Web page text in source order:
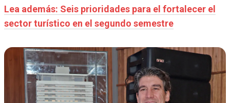
Lea además: Seis prioridades para el fortalecer el
sector turístico en el segundo semestre